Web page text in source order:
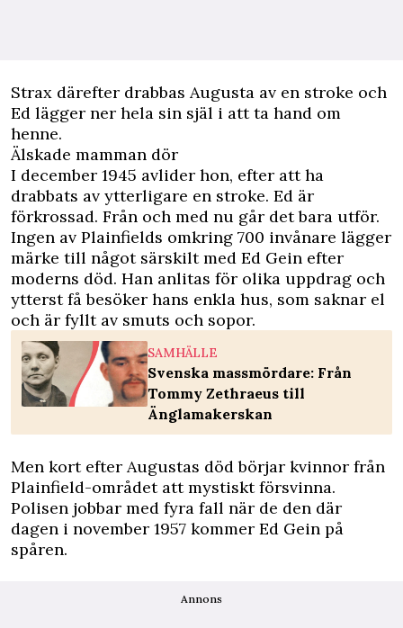
Strax därefter drabbas Augusta av en stroke och
Ed lägger ner hela sin själ i att ta hand om
henne.
Älskade mamman dör
I december 1945 avlider hon, efter att ha
drabbats av ytterligare en stroke. Ed är
förkrossad. Från och med nu går det bara utför.
Ingen av Plainfields omkring 700 invånare lägger
märke till något särskilt med Ed Gein efter
moderns död. Han anlitas för olika uppdrag och
ytterst få besöker hans enkla hus, som saknar el
och är fyllt av smuts och sopor.
SAMHÄLLE
Svenska massmördare: Från
Tommy Zethraeus till
Änglamakerskan
Men kort efter Augustas död börjar kvinnor från
Plainfield-området att mystiskt försvinna.
Polisen jobbar med fyra fall när de den där
dagen i november 1957 kommer Ed Gein på
spåren.
Annons